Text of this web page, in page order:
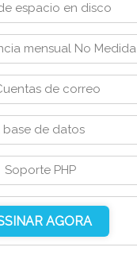
espacio en disco
mensual No Medida
de correo
base de datos
Soporte PHP
AGORA